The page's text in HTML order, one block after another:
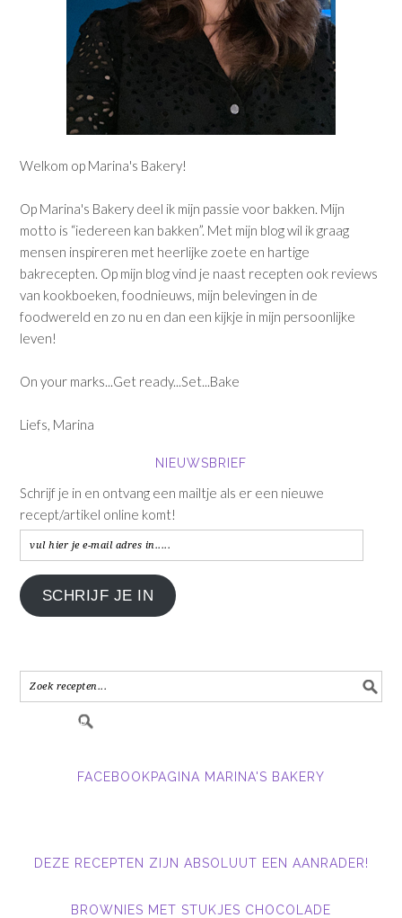
Welkom op Marina's Bakery!
Op Marina's Bakery deel ik mijn passie voor bakken. Mijn
motto is “iedereen kan bakken”. Met mijn blog wil ik graag
mensen inspireren met heerlijke zoete en hartige
bakrecepten. Op mijn blog vind je naast recepten ook reviews
van kookboeken, foodnieuws, mijn belevingen in de
foodwereld en zo nu en dan een kijkje in mijn persoonlijke
leven!
On your marks...Get ready...Set...Bake
Liefs, Marina
NIEUWSBRIEF
Schrijf je in en ontvang een mailtje als er een nieuwe
recept/artikel online komt!
vul
hier
je
e-
in.....
SCHRIJF JE IN
FACEBOOKPAGINA MARINA'S BAKERY
DEZE RECEPTEN ZIJN ABSOLUUT EEN AANRADER!
BROWNIES MET STUKJES CHOCOLADE